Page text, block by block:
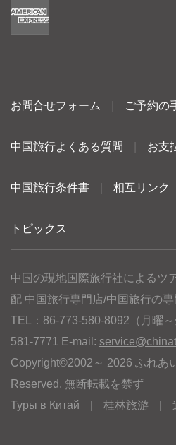
お問合せフォーム ご予約の
中国旅行よくある質問 お支
中国旅行条件書 相互リンク
トピックス
中国の現地国際旅行社によるツ
配 中国旅行専門店/中国旅行の専
TEL：86-773-580-8092（月曜
581-7771 E-mail:
Copyright©2002～ 2026 ふれあ
Reserved. 無断転載を禁ず
Туры в Китай
桂林旅游